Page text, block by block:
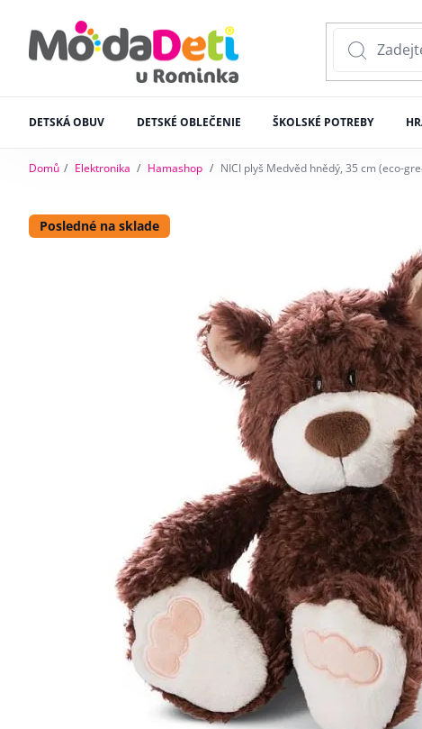
DETSKÁ OBUV DETSKÉ OBLEČENIE ŠKOLSKÉ POTREBY
Domů Elektronika Hamashop NICI plyš Medvěd hnědý, 35 cm (eco-
Posledné na sklade